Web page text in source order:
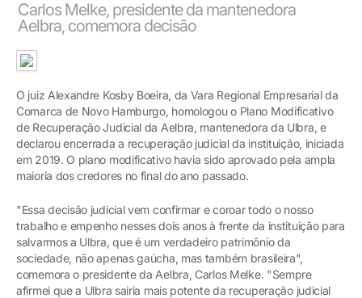
Carlos Melke, presidente da mantenedora
Aelbra, comemora decisão
O juiz Alexandre Kosby Boeira, da Vara Regional Empresarial da
Comarca de Novo Hamburgo, homologou o Plano Modificativo
de Recuperação Judicial da Aelbra, mantenedora da Ulbra, e
declarou encerrada a recuperação judicial da instituição, iniciada
em 2019. O plano modificativo havia sido aprovado pela ampla
maioria dos credores no final do ano passado.
"Essa decisão judicial vem confirmar e coroar todo o nosso
trabalho e empenho nesses dois anos à frente da instituição para
salvarmos a Ulbra, que é um verdadeiro patrimônio da
sociedade, não apenas gaúcha, mas também brasileira",
comemora o presidente da Aelbra, Carlos Melke. "Sempre
afirmei que a Ulbra sairia mais potente da recuperação judicial